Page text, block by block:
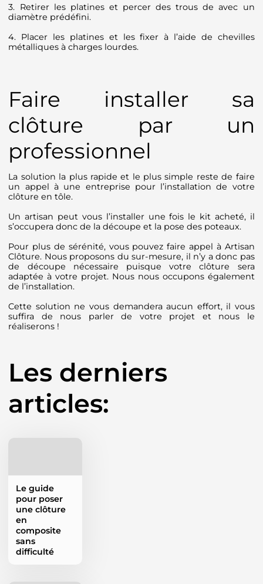
3. Retirer les platines et percer des trous de avec un
diamètre prédéfini.
4. Placer les platines et les fixer à l’aide de chevilles
métalliques à charges lourdes.
Faire installer sa
clôture par un
professionnel
La solution la plus rapide et le plus simple reste de faire
un appel à une entreprise pour l’installation de votre
clôture en tôle.
Un artisan peut vous l’installer une fois le kit acheté, il
s’occupera donc de la découpe et la pose des poteaux.
Pour plus de sérénité, vous pouvez faire appel à Artisan
Clôture. Nous proposons du sur-mesure, il n’y a donc pas
de découpe nécessaire puisque votre clôture sera
adaptée à votre projet. Nous nous occupons également
de l’installation.
Cette solution ne vous demandera aucun effort, il vous
suffira de nous parler de votre projet et nous le
réaliserons !
Les derniers
articles:
Le guide
pour poser
une clôture
en
composite
sans
difficulté